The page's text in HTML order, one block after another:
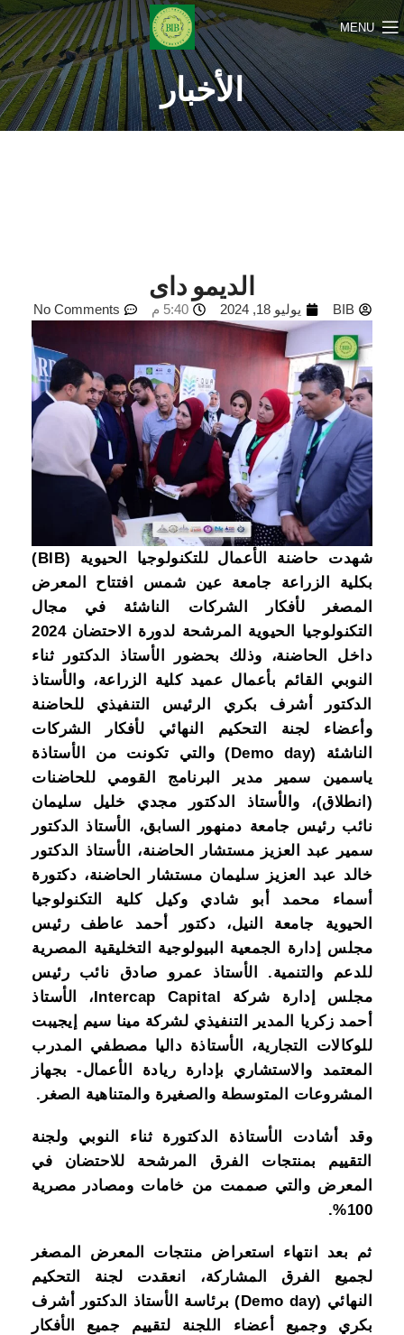
MENU
الأخبار
الديمو داى
BIB يوليو 18, 2024 5:40 م No Comments
شهدت حاضنة الأعمال للتكنولوجيا الحيوية (BIB)
بكلية الزراعة جامعة عين شمس افتتاح المعرض
المصغر لأفكار الشركات الناشئة في مجال
التكنولوجيا الحيوية المرشحة لدورة الاحتضان 2024
داخل الحاضنة، وذلك بحضور الأستاذ الدكتور ثناء
النوبي القائم بأعمال عميد كلية الزراعة، والأستاذ
الدكتور أشرف بكري الرئيس التنفيذي للحاضنة
وأعضاء لجنة التحكيم النهائي لأفكار الشركات
الناشئة (Demo day) والتي تكونت من الأستاذة
ياسمين سمير مدير البرنامج القومي للحاضنات
(انطلاق)، والأستاذ الدكتور مجدي خليل سليمان
نائب رئيس جامعة دمنهور السابق، الأستاذ الدكتور
سمير عبد العزيز مستشار الحاضنة، الأستاذ الدكتور
خالد عبد العزيز سليمان مستشار الحاضنة، دكتورة
أسماء محمد أبو شادي وكيل كلية التكنولوجيا
الحيوية جامعة النيل، دكتور أحمد عاطف رئيس
مجلس إدارة الجمعية البيولوجية التخليقية المصرية
للدعم والتنمية. الأستاذ عمرو صادق نائب رئيس
مجلس إدارة شركة Intercap Capital، الأستاذ
أحمد زكريا المدير التنفيذي لشركة مينا سيم إيجيبت
للوكالات التجارية، الأستاذة داليا مصطفي المدرب
المعتمد والاستشاري بإدارة ريادة الأعمال- بجهاز
المشروعات المتوسطة والصغيرة والمتناهية الصغر.
وقد أشادت الأستاذة الدكتورة ثناء النوبي ولجنة
التقييم بمنتجات الفرق المرشحة للاحتضان في
المعرض والتي صممت من خامات ومصادر مصرية
100%.
ثم بعد انتهاء استعراض منتجات المعرض المصغر
لجميع الفرق المشاركة، انعقدت لجنة التحكيم
النهائي (Demo day) برئاسة الأستاذ الدكتور أشرف
بكري وجميع أعضاء اللجنة لتقييم جميع الأفكار